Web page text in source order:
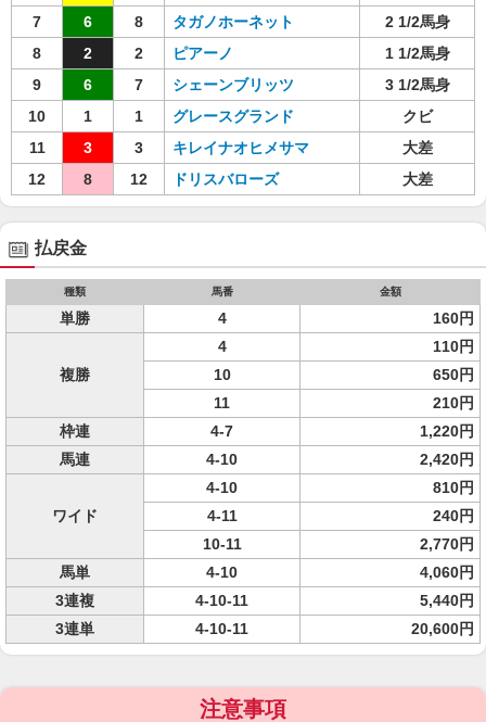
7
6 8 タガノホーネット
2 1/2馬身
8
2 2 ピアーノ
1 1/2馬身
9
6 7 シェーンブリッツ
3 1/2馬身
10
1 1 グレースグランド
クビ
11
3 3 キレイナオヒメサマ
大差
12
8 12 ドリスバローズ 大差
払戻金
種類 馬番 金額
単勝 4 160円
複勝
4
110円
10
650円
11
210円
枠連
4-7
1,220円
馬連
4-10 2,420円
ワイド
4-10
810円
4-11
240円
10-11
2,770円
馬単
4-10
4,060円
3連複
4-10-11
5,440円
3連単
4-10-11 20,600円
注意事項